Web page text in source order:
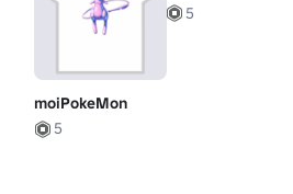
moiPokeMon
5
5